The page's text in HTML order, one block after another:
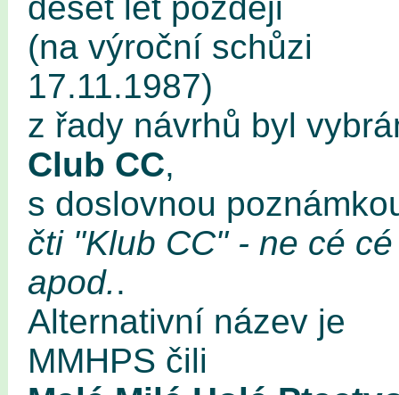
(na výroční schůzi
17.11.1987)
z řady návrhů byl
Club CC,
s doslovnou
čti "Klub CC" - ne cé cé
apod..
Alternativní název je
MMHPS čili